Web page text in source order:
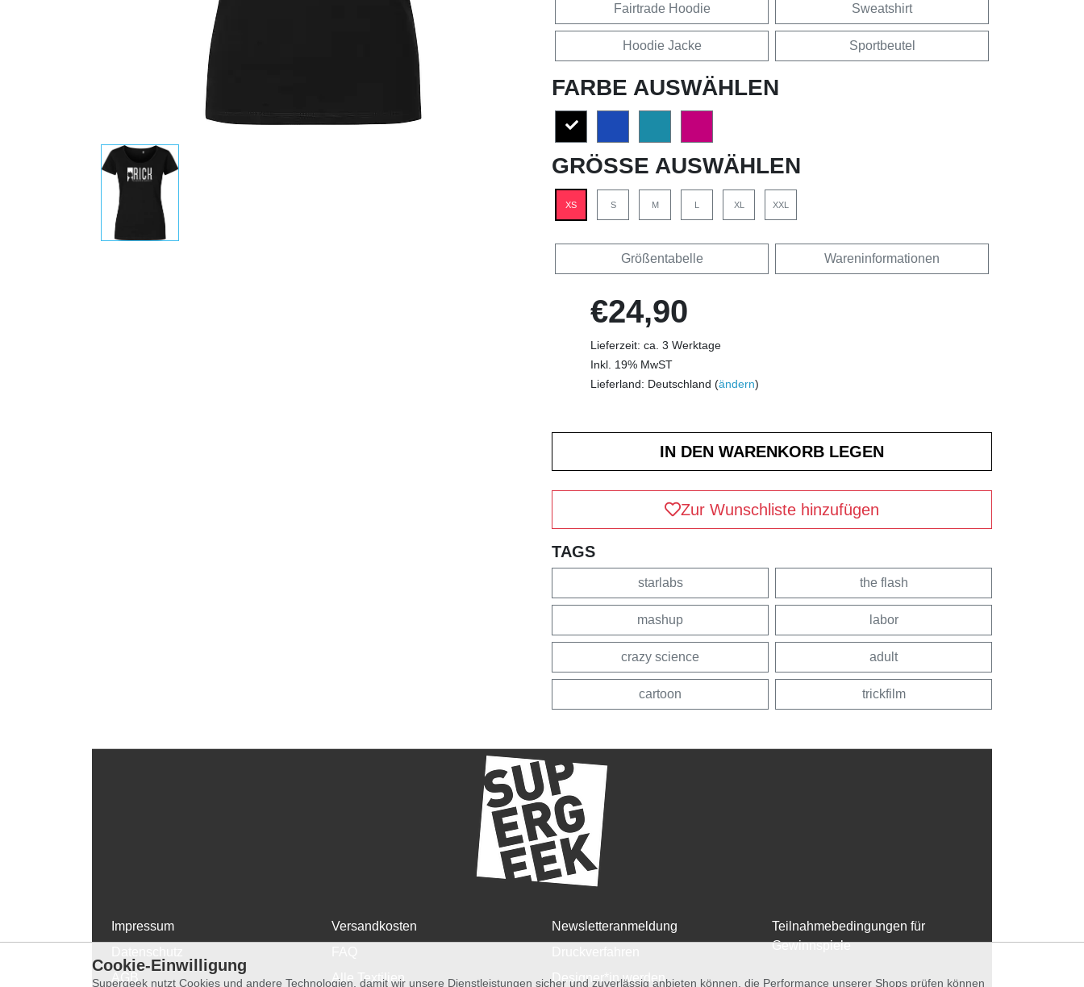
Fairtrade Hoodie Sweatshirt
Hoodie Jacke Sportbeutel
FARBE AUSWÄHLEN
GRÖSSE AUSWÄHLEN
XS S M L XL XXL
Größentabelle Wareninformationen
€24,90
Lieferzeit: ca. 3 Werktage
Inkl. 19% MwST
Lieferland: Deutschland (ändern)
Zur Wunschliste hinzufügen
TAGS
starlabs the flash
mashup labor
crazy science adult
cartoon trickfilm
Impressum
Versandkosten
Alle Textilien
Newsletteranmeldung
Designer*in werden
Teilnahmebedingungen für
Gewinnspiele
Cookie-Einwilligung
Supergeek nutzt Cookies und andere Technologien, damit wir unsere Dienstleistungen sicher und zuverlässig anbieten können, die Performance unserer Shops prüfen können